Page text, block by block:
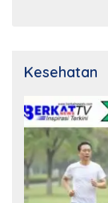
Kesehatan